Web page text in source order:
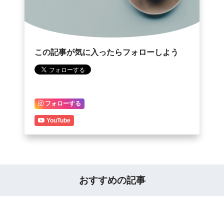
この記事が気に入ったらフォローしよう
フォローする
YouTube
おすすめの記事